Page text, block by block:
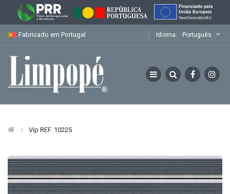
Fabricado em Portugal Idioma: Português
Vip REF. 10225